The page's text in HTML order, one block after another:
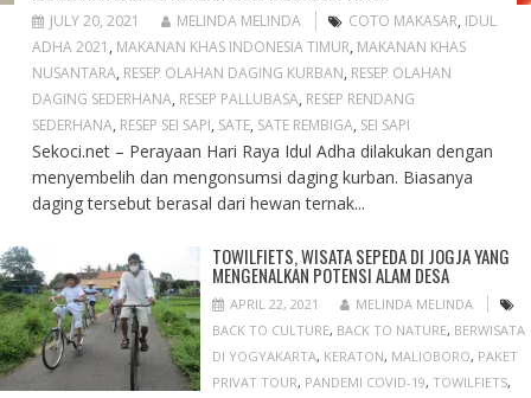
JULY 20, 2021 MELINDA MELINDA COTO MAKASAR, IDUL
ADHA 2021 , MAKANAN KHAS INDONESIA TIMUR, MAKANAN KHAS
NUSANTARA, RESEP OLAHAN DAGING KURBAN, RESEP OLAHAN
DAGING SEDERHANA, RESEP PALLUBASA, RESEP RENDANG
SEDERHANA, RESEP SEI SAPI, SATE, SATE REMBIGA, SEI SAPI
Sekoci.net – Perayaan Hari Raya Idul Adha dilakukan dengan
menyembelih dan mengonsumsi daging kurban. Biasanya
daging tersebut berasal dari hewan ternak...
TOWILFIETS, WISATA SEPEDA DI JOGJA YANG
MENGENALKAN POTENSI ALAM DESA
APRIL 22, 2021
MELINDA MELINDA
BACK TO CULTURE, BACK TO NATURE, BERWISATA
DI YOGYAKARTA, KERATON, MALIOBORO, PAKET
PRIVAT TOUR, PANDEMI COVID-19,TOWILFIETS,